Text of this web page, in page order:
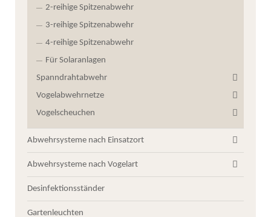
2-reihige Spitzenabwehr
3-reihige Spitzenabwehr
4-reihige Spitzenabwehr
Für Solaranlagen
Spanndrahtabwehr
Vogelabwehrnetze
Vogelscheuchen
Abwehrsysteme nach Einsatzort
Abwehrsysteme nach Vogelart
Desinfektionsständer
Gartenleuchten